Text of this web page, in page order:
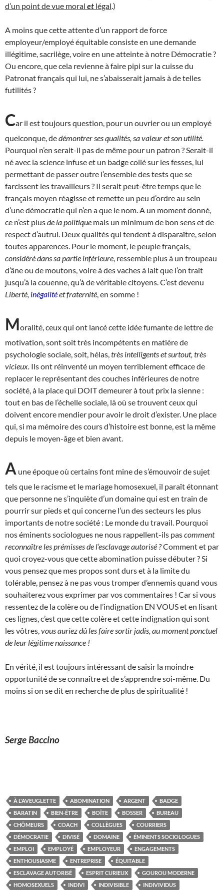
d’un point de vue moral et légal .)
A moins que cette attente d’un rapport de force
employeur/employé équitable consiste en une demande
illégitime, sacrilège, voire en une atteinte à notre Démocratie ?
Ou encore, que cela revienne à faire pipi sur la cuisse du
Patronat français qui lui, ne s’abaisserait jamais à de telles
futilités ?
Car il est toujours question, pour un ouvrier ou un employé
quelconque, dedémontrer ses qualités, sa valeur et son utilité.
Pourquoi n’en serait-il pas de même pour un patron ? Serait-il
né avec la science infuse et un badge collé sur les fesses, lui
permettant de passer outre l’ensemble des tests que se
farcissent les travailleurs ? Il serait peut-être temps que le
français moyen réagisse et remette un peu d’ordre au sein
d’une démocratie qui n’en a que le nom. A un moment donné,
ce n’est plusde la politique mais un minimum de bon sens et de
respect d’autrui. Deux qualités qui tendent à disparaître, selon
toutes apparences. Pour le moment, le peuple français,
considéré dans sa partie inférieure , ressemble plus à un troupeau
d’âne ou de moutons, voire à des vaches à lait que l’on trait
jusqu’à la couenne, qu’à de véritable citoyens. C’est devenu
Liberté, inégalitéet fraternité , en somme !
Moralité, ceux qui ont lancé cette idée fumante de lettre de
motivation, sont soit très incompétents en matière de
psychologie sociale, soit, hélas, très intelligents et surtout, très
vicieux. Ils ont réinventé un moyen terriblement efficace de
replacer le représentant des couches inférieures de notre
société, à la place qui DOIT demeurer à tout prix la sienne :
tout en bas de l’échelle sociale, là où se trouvent ceux qui
doivent encore mendier pour avoir le droit d’exister. Une place
qui, si ma mémoire des cours d’histoire est bonne, est la même
depuis le moyen-âge et bien avant.
A une époque où certains font mine de s’émouvoir de sujet
tels que le racisme et le mariage homosexuel, il paraît étonnant
que personne ne s’inquiète d’un domaine qui est en train de
pourrir sur pieds et qui concerne l’un des secteurs les plus
importants de notre société : Le monde du travail. Pourquoi
nos éminents sociologues ne nous rappellent-ils pascomment
reconnaître les prémisses de l’esclavage autorisé ?Comment et par
quoi croyez-vous que cette abomination puisse débuter ? Si
vous pensez que mes propos sont durs et à la limite du
tolérable, pensez à ne pas vous tromper d’ennemis quand vous
souhaiterez vous exprimer par vos commentaires ! Car si vous
ressentez de la colère ou de l’indignation EN VOUS et en lisant
ces lignes, c’est que cette colère et cette indignation qui sont
les vôtres, vous auriez dû les faire sortir jadis, au moment ponctuel
de leur légitime naissance !
En vérité, il est toujours intéressant de saisir la moindre
opportunité de se connaître et de s’apprendre soi-même. Du
moins si on se dit en recherche de plus de spiritualité !
Serge Baccino
À L'AVEUGLETTE ABOMINATION ARGENT
BADGE
BARATIN
BIEN-ÊTRE BOÎTE BOSSER
BUREAU
CHÔMEURS
COACH COLLÈGUES
COURRIERS
DÉMOCRATIE
DIVISÉ DOMAINE
ÉMINENTS SOCIOLOGUES
EMPLOI
EMPLOYÉ EMPLOYEUR
ENGAGEMENTS
ENTHOUSIASME
ENTREPRISE
ÉQUITABLE
ESCLAVAGE AUTORISÉ
ESPRIT CURIEUX
GOUROU MODERNE
HOMOSEXUELS
INDIVI INDIVISIBLE INDIVIVIDUS